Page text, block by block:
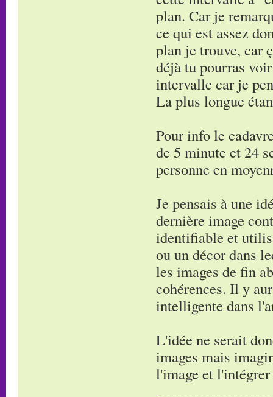
plan. Car je
ce qui est assez
plan je trouve, car
déjà tu pourras
intervalle car je
La plus longue
Pour info le
de 5 minute et 24
personne en
Je pensais à une
dernière image
identifiable et
ou un décor dans
les images de fin
cohérences. Il y
intelligente dans
L'idée ne serait
images mais
l'image et